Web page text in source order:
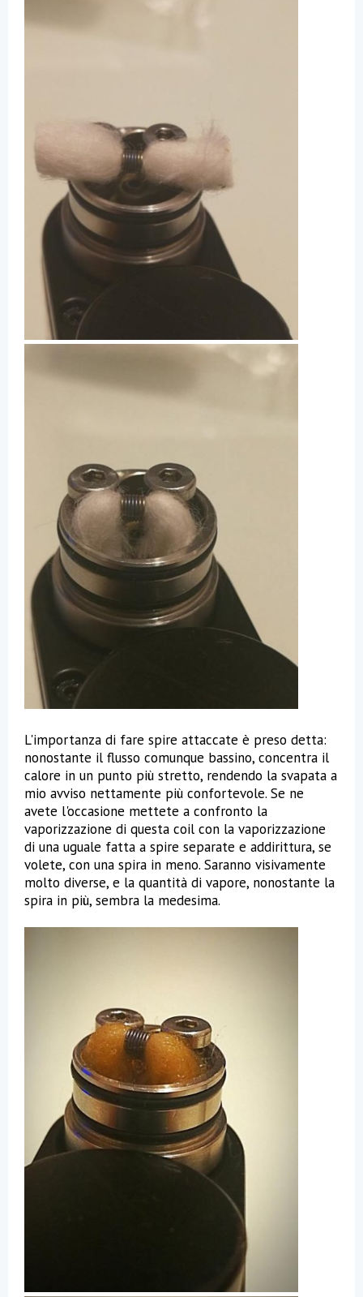
L'importanza di fare spire attaccate è preso detta:
nonostante il flusso comunque bassino, concentra il
calore in un punto più stretto, rendendo la svapata a
mio avviso nettamente più confortevole. Se ne
avete l'occasione mettete a confronto la
vaporizzazione di questa coil con la vaporizzazione
di una uguale fatta a spire separate e addirittura, se
volete, con una spira in meno. Saranno visivamente
molto diverse, e la quantità di vapore, nonostante la
spira in più, sembra la medesima.